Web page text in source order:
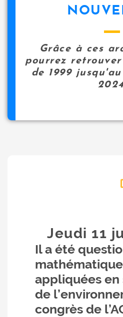
Grâce à ces
pourrez
de 1999
Jeudi 11
Il a été
appliquées en
de
congrès de